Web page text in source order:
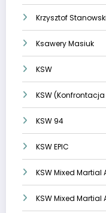
Krzysztof Stanowski
Ksawery Masiuk
KSW
KSW
KSW 94
KSW EPIC
KSW Mixed Martial
KSW Mixed Martial